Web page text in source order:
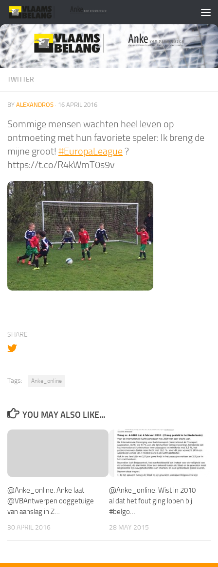
Skip to content
TWITTER
BY ALEXANDROS · 16 APRIL 2016
Sommige mensen wachten heel leven op
ontmoeting met hun favoriete speler: Ik breng de
mijne groot! #EuropaLeague?
https://t.co/R4kWmT0s9v
SHARE
Tags: Anke_online
YOU MAY ALSO LIKE...
@Anke_online: Anke laat
@VBAntwerpen ooggetuige
van aanslag in Z…
30 APRIL 2016
@Anke_online: Wist in 2010
al dat het fout ging lopen bij
#belgo…
28 MAY 2015